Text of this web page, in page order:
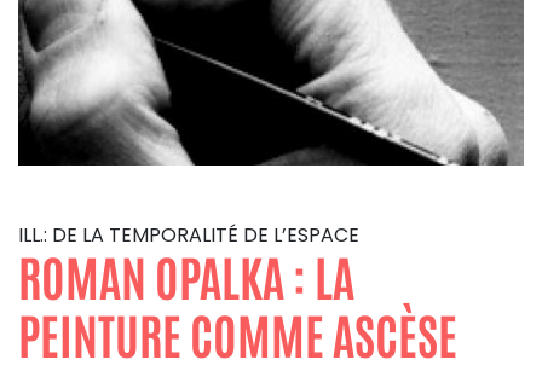
ILL.: DE LA TEMPORALITÉ DE L’ESPACE
ROMAN OPALKA : LA
PEINTURE COMME ASCÈSE